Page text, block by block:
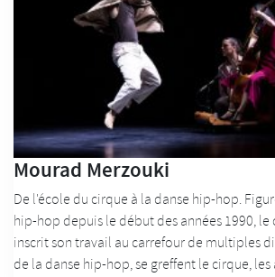
Mourad Merzouki
De l'école du cirque à la danse hip-hop.
hip-hop depuis le début des années 1990, le
inscrit son travail au carrefour de multiples
de la danse hip-hop, se greffent le cirque, les